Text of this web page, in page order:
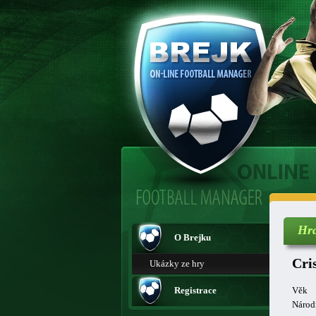
O Brejku
Ukázky ze hry
Registrace
Věk